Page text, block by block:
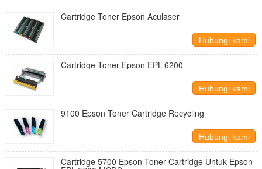
Cartridge Toner Epson Aculaser
Hubungi kami
Cartridge Toner Epson EPL-6200
Hubungi kami
9100 Epson Toner Cartridge Recycling
Hubungi kami
Cartridge 5700 Epson Toner Cartridge Untuk Epson